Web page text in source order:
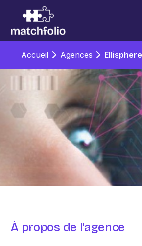
Accueil Agences Ellisphere
À propos de l'agence